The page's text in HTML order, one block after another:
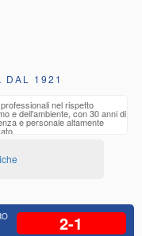
DAL 1921
nel rispetto
e dell'ambiente, con 30 anni di
e personale altamente
2-1